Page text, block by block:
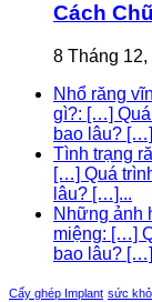
Cách
8 Tháng 12,
Nhổ răng
gì?: […] Quá
bao lâu?
Tình trạng
[…] Quá
lâu? […]...
Những ảnh
miệng: […]
bao lâu?
Cấy ghép Implant sức